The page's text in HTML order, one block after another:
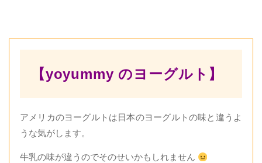
【yoyummy のヨーグルト】
アメリカのヨーグルトは日本のヨーグルトの味と違うよ
うな気がします。
牛乳の味が違うのでそのせいかもしれません